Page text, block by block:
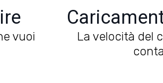
vuoi
La velocità del